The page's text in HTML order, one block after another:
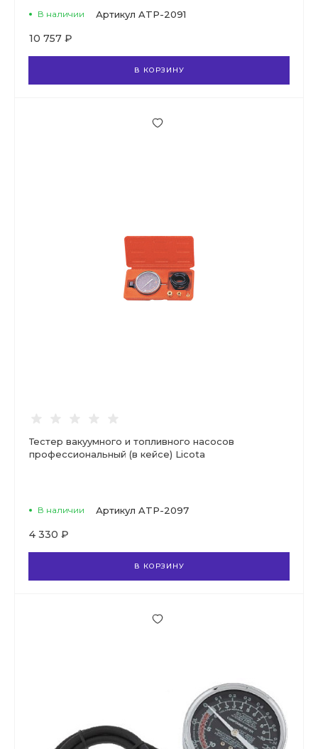
В наличии Артикул ATP-2091
10 757 ₽
В КОРЗИНУ
Тестер вакуумного и топливного насосов
профессиональный (в кейсе) Licota
В наличии Артикул ATP-2097
4 330 ₽
В КОРЗИНУ